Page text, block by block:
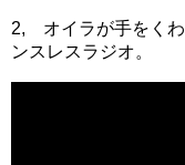
2, オイラが手をくわ
ンスレスラジオ。